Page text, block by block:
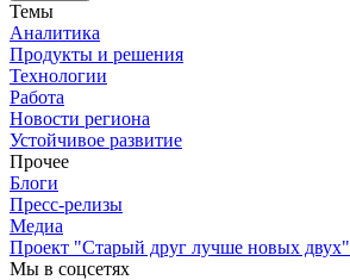
Темы
Аналитика
Продукты и решения
Технологии
Работа
Новости региона
Устойчивое развитие
Прочее
Блоги
Пресс-релизы
Медиа
Проект "Старый друг лучше новых двух"
Мы в соцсетях